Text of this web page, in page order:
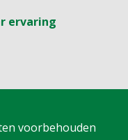
ervaring
voorbehouden